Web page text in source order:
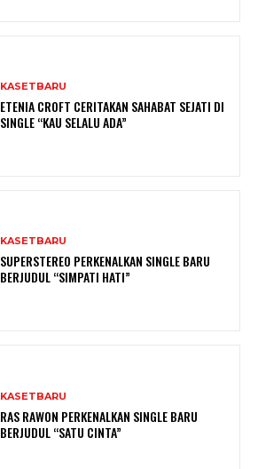
KASETBARU
ETENIA CROFT CERITAKAN SAHABAT SEJATI DI
SINGLE “KAU SELALU ADA”
KASETBARU
SUPERSTEREO PERKENALKAN SINGLE BARU
BERJUDUL “SIMPATI HATI”
KASETBARU
RAS RAWON PERKENALKAN SINGLE BARU
BERJUDUL “SATU CINTA”